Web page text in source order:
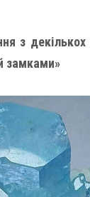
з
замками»